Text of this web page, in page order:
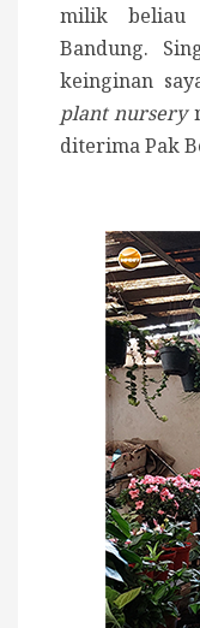
milik beliau
Bandung.
keinginan
plant nursery
diterima Pak